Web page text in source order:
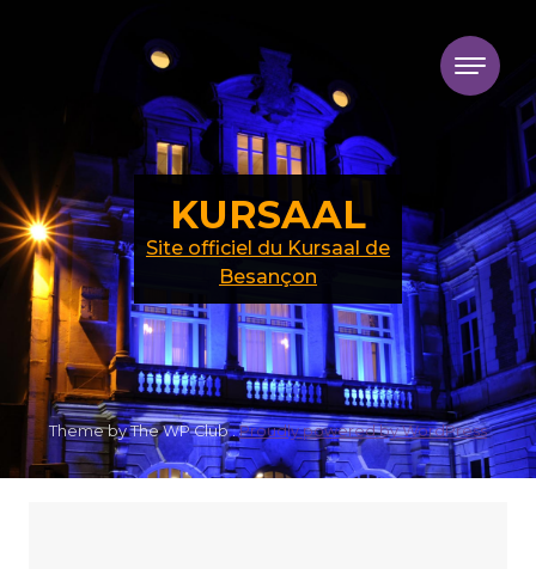
KURSAAL
Site officiel du Kursaal de
Besançon
Theme by The WP Club .Proudly powered by WordPress